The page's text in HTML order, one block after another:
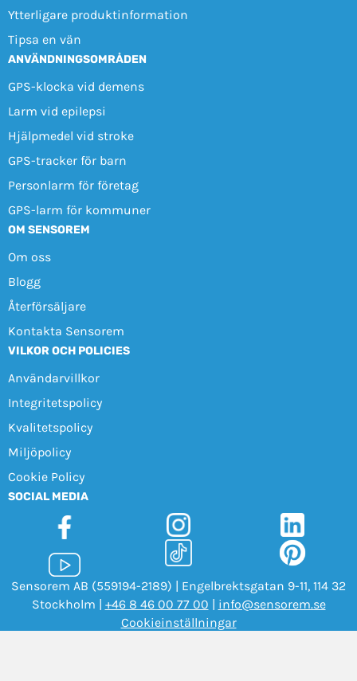
Ytterligare produktinformation
Tipsa en vän
ANVÄNDNINGSOMRÅDEN
GPS-klocka vid demens
Larm vid epilepsi
Hjälpmedel vid stroke
GPS-tracker för barn
Personlarm för företag
GPS-larm för kommuner
OM SENSOREM
Om oss
Blogg
Återförsäljare
Kontakta Sensorem
VILKOR OCH POLICIES
Användarvillkor
Integritetspolicy
Kvalitetspolicy
Miljöpolicy
Cookie Policy
SOCIAL MEDIA
Sensorem AB (559194-2189) | Engelbrektsgatan 9-11, 114 32
Stockholm | +46 8 46 00 77 00 | info@sensorem.se
Cookieinställningar